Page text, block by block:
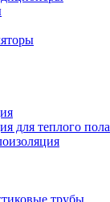
для теплого пола
трубы